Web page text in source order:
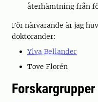
återhämtning från
För närvarande är jag
doktorander:
Ylva Bellander
Tove Florén
Forskargrupper